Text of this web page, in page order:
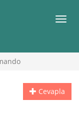
Cevapla